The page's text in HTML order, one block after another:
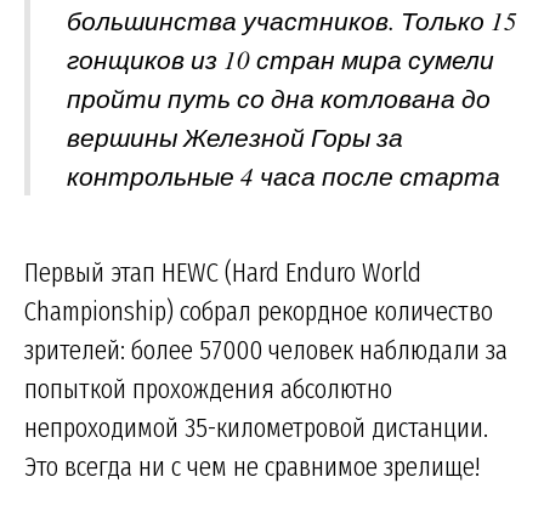
большинства участников. Только 15
гонщиков из 10 стран мира сумели
пройти путь со дна котлована до
вершины Железной Горы за
контрольные 4 часа после старта
Первый этап HEWC (Hard Enduro World
Championship) собрал рекордное количество
зрителей: более 57000 человек наблюдали за
попыткой прохождения абсолютно
непроходимой 35-километровой дистанции.
Это всегда ни с чем не сравнимое зрелище!